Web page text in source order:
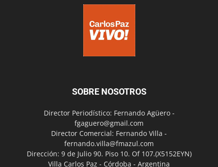
SOBRE NOSOTROS
Director Periodístico: Fernando Agüero -
fgaguero@gmail.com
Director Comercial: Fernando Villa -
fernando.villa@fmazul.com
Dirección: 9 de Julio 90. Piso 10. Of 107.(X5152EYN)
Villa Carlos Paz - Córdoba - Argentina